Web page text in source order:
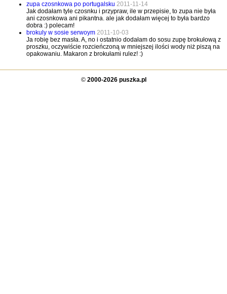
zupa czosnkowa po portugalsku 2011-11-14
Jak dodałam tyle czosnku i przypraw, ile w przepisie, to zupa nie była
ani czosnkowa ani pikantna. ale jak dodałam więcej to była bardzo
dobra :) polecam!
brokuly w sosie serwoym 2011-10-03
Ja robię bez masła. A, no i ostatnio dodałam do sosu zupę brokułową z
proszku, oczywiście rozcieńczoną w mniejszej ilości wody niż piszą na
opakowaniu. Makaron z brokułami rulez! :)
© 2000-2026 puszka.pl